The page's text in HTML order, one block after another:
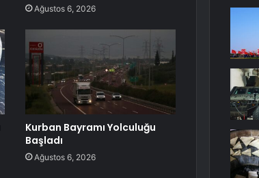
Ağustos 6, 2026
Kurban Bayramı Yolculuğu
Başladı
Ağustos 6, 2026